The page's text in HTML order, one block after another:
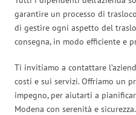
garantire un processo di
di gestire ogni aspetto del
consegna, in modo efficiente e
Ti invitiamo a contattare
costi e sui servizi. Offriamo un
impegno, per aiutarti a
Modena con serenità e